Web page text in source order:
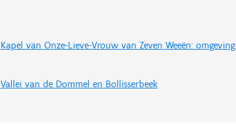
Kapel van Onze-Lieve-Vrouw van Zeven Weeën: omgeving
Vallei van de Dommel en Bollisserbeek